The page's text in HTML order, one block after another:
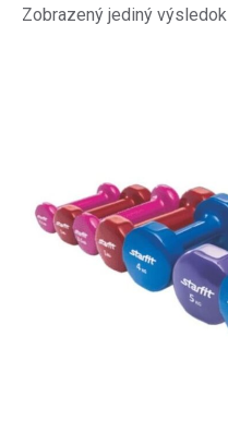
Zobrazený jediný výsledok